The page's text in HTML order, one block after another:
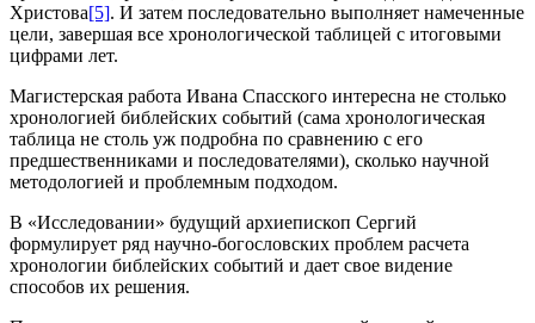
Христова[5]. И затем последовательно выполняет намеченные
цели, завершая все хронологической таблицей с итоговыми
цифрами лет.
Магистерская работа Ивана Спасского интересна не столько
хронологией библейских событий (сама хронологическая
таблица не столь уж подробна по сравнению с его
предшественниками и последователями), сколько научной
методологией и проблемным подходом.
В «Исследовании» будущий архиепископ Сергий
формулирует ряд научно-богословских проблем расчета
хронологии библейских событий и дает свое видение
способов их решения.